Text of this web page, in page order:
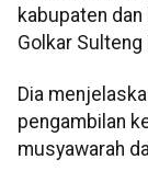
kabupaten
Golkar
Dia
pengambilan
musyawarah